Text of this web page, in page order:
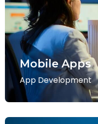
Mobile Apps
App Development